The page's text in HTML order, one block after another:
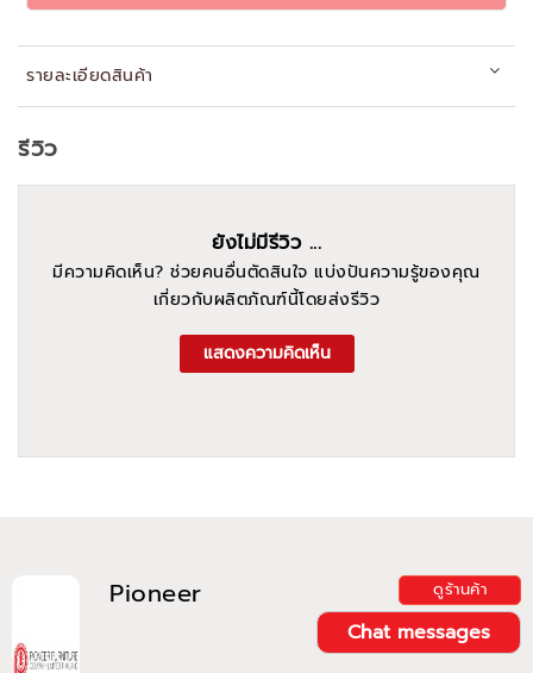
รายละเอียดสินค้า
Pioneer ดูร้านค้า
Chat messages
รีวิว
ยังไม่มีรีวิว ...
มีความคิดเห็น? ช่วยคนอื่นตัดสินใจ แบ่งปันความรู้ของคุณ
เกี่ยวกับผลิตภัณฑ์นี้โดยส่งรีวิว
แสดงความคิดเห็น